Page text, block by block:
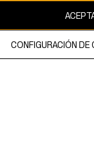
& Mauritz AB.
CONFIGURACIÓN